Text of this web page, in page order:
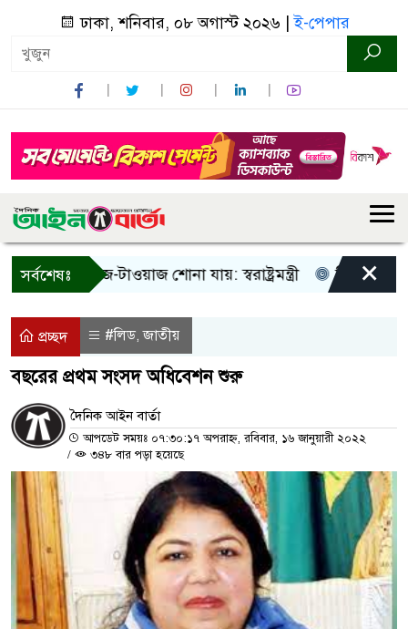
ঢাকা, শনিবার, ০৮ অগাস্ট ২০২৬ |ই-পেপার
সর্বশেষঃ
আওয়াজ-টাওয়াজ শোনা যায়: স্বরাষ্ট্রমন্ত্রী তিন দিনের
×
প্রচ্ছদ #লিড,জাতীয়
বছরের প্রথম সংসদ অধিবেশন শুরু
দৈনিক আইন বার্তা
আপডেট সময়ঃ ০৭:৩০:১৭ অপরাহ্ন, রবিবার, ১৬ জানুয়ারী ২০২২
/
৩৪৮ বার পড়া হয়েছে